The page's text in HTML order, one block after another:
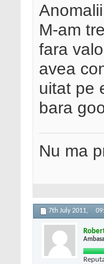
M-am
fara
avea
uitat pe
bara
Nu ma
7th July 2011,